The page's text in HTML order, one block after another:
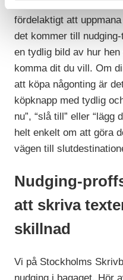
fördelaktigt att
det kommer till
en tydlig bild av hur
komma dit du vill. Om
att köpa någonting är
köpknapp med tydlig
nu”, “slå till” eller “lägg
helt enkelt om att göra
vägen till
Nudging-
att skriva
skillnad
Vi på Stockholms
nudging i bagaget. Hör